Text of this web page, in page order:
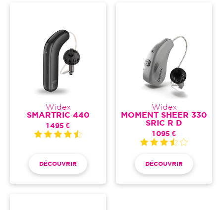
Widex
SMARTRIC 440
1 495 €
DÉCOUVRIR
Widex
MOMENT SHEER 330
SRIC R D
1 095 €
DÉCOUVRIR